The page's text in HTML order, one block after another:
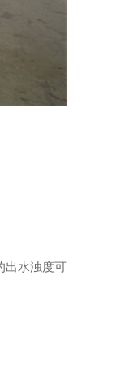
出水浊度可